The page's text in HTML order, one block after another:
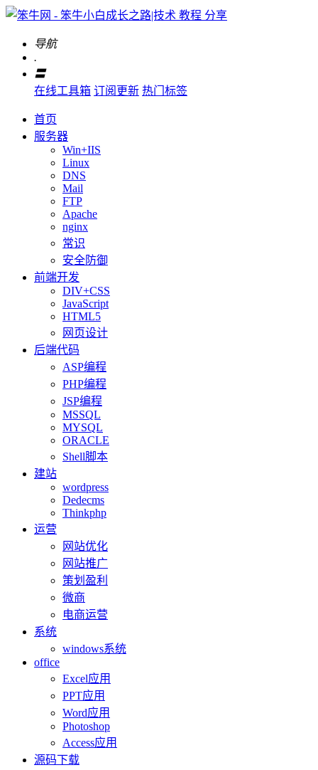
导航
.
〓
在线工具箱 订阅更新 热门标签
首页
服务器
Win+IIS
Linux
DNS
Mail
FTP
Apache
nginx
常识
安全防御
前端开发
DIV+CSS
JavaScript
HTML5
网页设计
后端代码
ASP编程
PHP编程
JSP编程
MSSQL
MYSQL
ORACLE
Shell脚本
建站
wordpress
Dedecms
Thinkphp
运营
网站优化
网站推广
策划盈利
微商
电商运营
系统
windows系统
office
Excel应用
PPT应用
Word应用
Photoshop
Access应用
源码下载